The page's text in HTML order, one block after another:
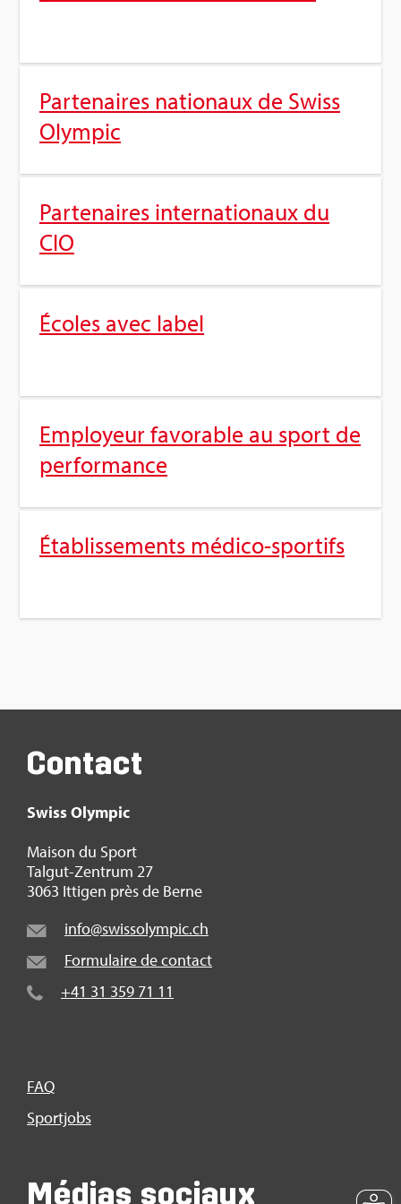
Par­te­naires natio­naux de Swiss
Olym­pic
Par­te­naires inter­na­tio­naux du
CIO
Écoles avec label
Employeur favo­rable au sport de
per­for­mance
Éta­blis­se­ments médico-spor­tifs
Contact
Swiss Olym­pic
Mai­son du Sport
Tal­gut-Zen­trum 27
3063 Itti­gen près de Berne
info@​swi​ssol​ympi​c.​ch
For­mu­laire de contact
+41 31 359 71 11
FAQ
Sport­jobs
Médias sociaux